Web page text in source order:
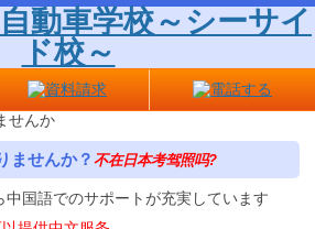
ませんか？不在日本考驾照吗?
国語でのサポートが充実しています